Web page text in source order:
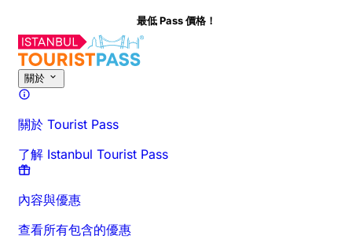
最低 Pass 價格！
關於
關於 Tourist Pass
了解 Istanbul Tourist Pass
內容與優惠
查看所有包含的優惠
時間與時長 詳細介紹 行前須知